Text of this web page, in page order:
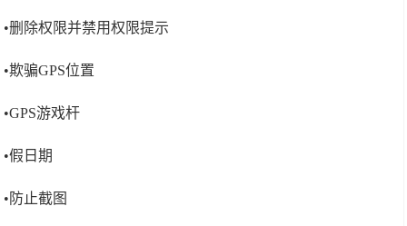
•删除权限并禁用权限提示
•欺骗GPS位置
•GPS游戏杆
•假日期
•防止截图